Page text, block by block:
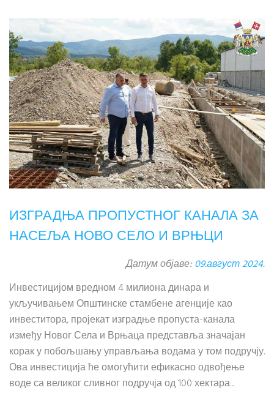
ИЗГРАДЊА ПРОПУСТНОГ КАНАЛА ЗА
НАСЕЉА НОВО СЕЛО И ВРЊЦИ
Датум објаве:09.август 2024.
Инвестицијом вредном 4 милиона динара и
укључивањем Општинске стамбене агенције као
инвеститора, пројекат изградње пропуста-канала
између Новог Села и Врњаца представља значајан
корак у побољшању управљања водама у том подручју.
Ова инвестиција ће омогућити ефикасно одвођење
воде са великог сливног подручја од 100 хектара...